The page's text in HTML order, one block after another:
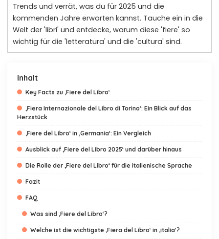
Trends und verrät, was du für 2025 und die
kommenden Jahre erwarten kannst. Tauche ein in die
Welt der 'libri' und entdecke, warum diese 'fiere' so
wichtig für die 'letteratura' und die 'cultura' sind.
Inhalt
Key Facts zu ‚Fiere del Libro‘
‚Fiera Internazionale del Libro di Torino‘: Ein Blick auf das
Herzstück
‚Fiere del Libro‘ in ‚Germania‘: Ein Vergleich
Ausblick auf ‚Fiere del Libro 2025‘ und darüber hinaus
Die Rolle der ‚Fiere del Libro‘ für die italienische Sprache
Fazit
FAQ
Was sind ‚Fiere del Libro‘?
Welche ist die wichtigste ‚Fiera del Libro‘ in ‚italia‘?